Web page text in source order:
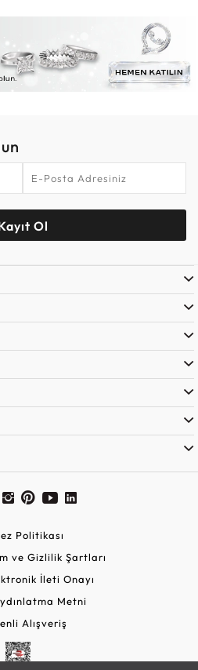
Ol
Politikası
ve Gizlilik Şartları
İleti Onayı
Metni
Alışveriş